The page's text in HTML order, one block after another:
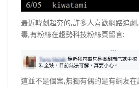
最近韓劇超夯的,許多人喜歡網路追
毒,有粉絲在趨勢科技粉絲頁留言:
這並不是個案,無獨有偶的是有網友